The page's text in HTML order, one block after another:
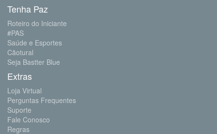
Tenha Paz
Roteiro do Iniciante
#PAS
Saúde e Esportes
Cãotural
Seja Bastter Blue
Extras
Loja Virtual
Perguntas Frequentes
Suporte
Fale Conosco
Regras